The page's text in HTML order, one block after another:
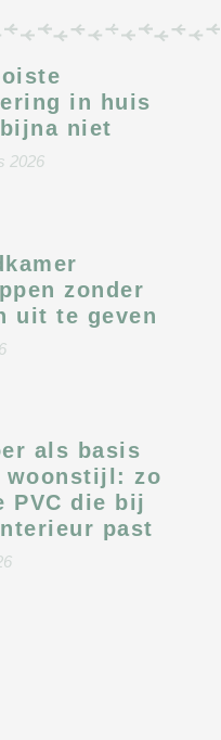
in huis
niet
2026
zonder
uit te geven
als basis
woonstijl: zo
PVC die bij
past